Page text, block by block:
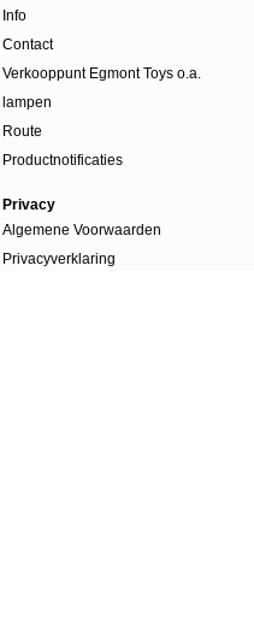
Info
Contact
Verkooppunt Egmont Toys o.a.
lampen
Route
Productnotificaties
Privacy
Algemene Voorwaarden
Privacyverklaring